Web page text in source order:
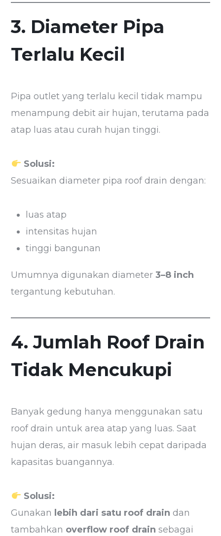
3. Diameter Pipa
Terlalu Kecil
Pipa outlet yang terlalu kecil tidak mampu
menampung debit air hujan, terutama pada
atap luas atau curah hujan tinggi.
Solusi:
Sesuaikan diameter pipa roof drain dengan:
luas atap
intensitas hujan
tinggi bangunan
Umumnya digunakan diameter3–8 inch
tergantung kebutuhan.
4. Jumlah Roof Drain
Tidak Mencukupi
Banyak gedung hanya menggunakan satu
roof drain untuk area atap yang luas. Saat
hujan deras, air masuk lebih cepat daripada
kapasitas buangannya.
Solusi:
Gunakan lebih dari satu roof drain dan
tambahkan overflow roof drain sebagai